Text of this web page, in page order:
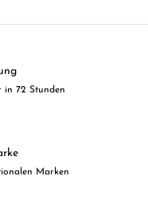
in 72 Stunden
Marken